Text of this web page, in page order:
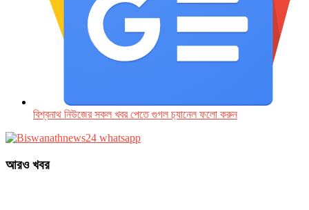
বিশ্বনাথ নিউজের সকল খবর পেতে গুগল চ‌্যানেল ফলো করুন
আরও খবর